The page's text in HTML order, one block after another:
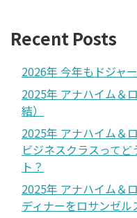
Recent Posts
2026年 今年もドジャ
2025年 アナハイム＆
結）
2025年 アナハイム＆
ビジネスクラスって
ト？
2025年 アナハイム＆
ディナーをロサンゼル